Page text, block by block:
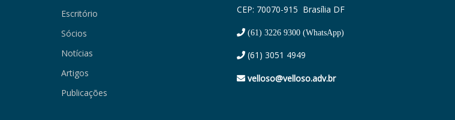
Escritório
Sócios
Notícias
Artigos
Publicações
CEP: 70070-915 Brasília DF
(61) 3226 9300 (WhatsApp)
(61) 3051 4949
velloso@velloso.adv.br